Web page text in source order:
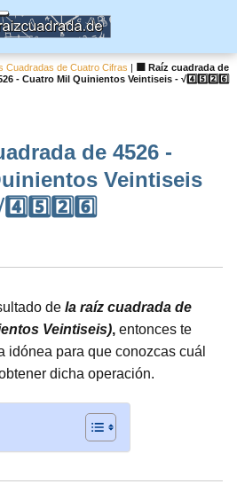
Cuadradas de Cuatro Cifras |
🟦 Raíz cuadrada de
- Cuatro Mil Quinientos Veintiseis - √4️⃣5️⃣2️⃣6️⃣
de 4526 -
Veintiseis
de la raíz cuadrada de
Veintiseis), entonces te
idónea para que conozcas cuál
dicha operación.